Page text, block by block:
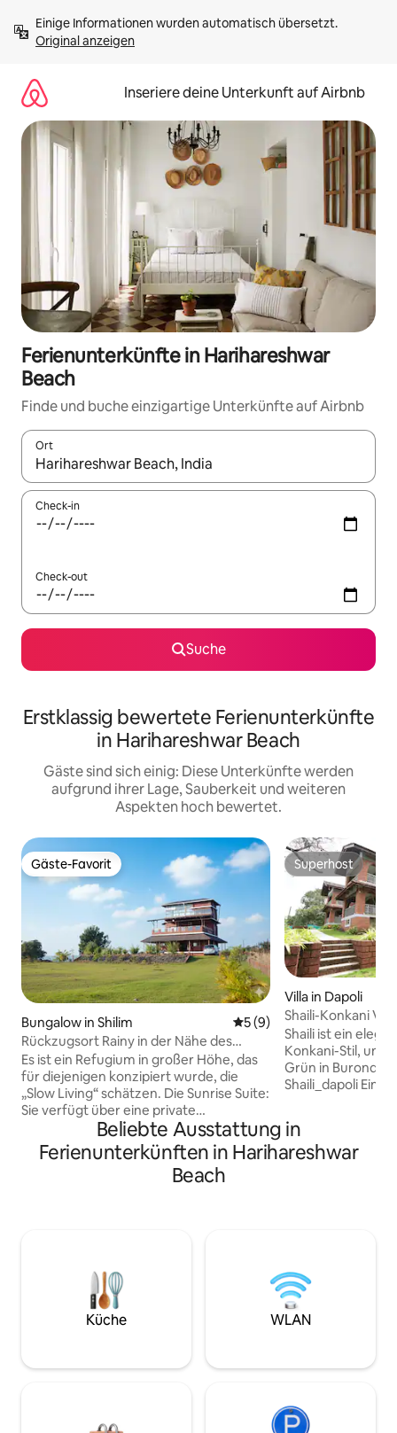
Inhalten
springenOriginal anzeigen
Inseriere deine Unterkunft auf Airbnb
Ferienunterkünfte in Harihareshwar
Beach
Finde und buche einzigartige Unterkünfte auf Airbnb
Ort
Wenn Ergebnisse verfügbar sind, navigiere mit den
Check-in
Check-out
Suche
Erstklassig bewertete Ferienunterkünfte
in Harihareshwar Beach
Gäste sind sich einig: Diese Unterkünfte werden
aufgrund ihrer Lage, Sauberkeit und weiteren
Aspekten hoch bewertet.
Gäste-Favorit
Gäste-Favorit
Bungalow in Shilim Durchschnittliche
5 (9)
Rückzugsort Rainy in der Nähe des
Raigad Forts|Villa mit 360°-Blick auf den
Hügel
Es ist ein Refugium in großer Höhe, das
für diejenigen konzipiert wurde, die
„Slow Living“ schätzen. Die Sunrise Suite:
Sie verfügt über eine private
Badewanne, in der du mit Blick auf die
Berge baden kannst, und eine riesige
Fenstertür, die perfekt positioniert ist,
um den goldenen Sonnenuntergang zu
Beginne deinen Tag mit Yoga bei
Sonnenaufgang oder verwandle sie in
deine private Dhaba für luftige
Abendpartys unter dem
Superhost
Superhost
Villa in Dapoli
Shaili-Konkani
Strandes
Shaili ist ein
Konkani-Stil,
Grün in Burondi,
Shaili_dapoli Ein friedlicher Rückzugsort
von Konkan mit
Tamasthirth und
Traditioneller
verheiratete
werden nur
berücksichtigt
sich alle Rechte
Beliebte Ausstattung in
Ferienunterkünften in Harihareshwar
Beach
Küche WLAN